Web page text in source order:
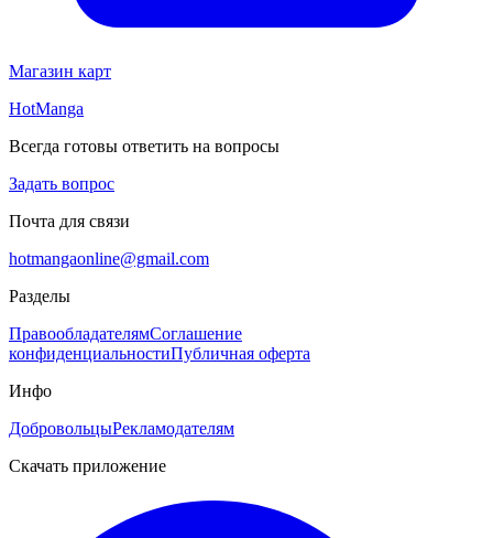
Магазин карт
HotManga
Всегда готовы ответить на вопросы
Задать вопрос
Почта для связи
hotmangaonline@gmail.com
Разделы
ПравообладателямСоглашение
конфиденциальностиПубличная оферта
Инфо
ДобровольцыРекламодателям
Скачать приложение